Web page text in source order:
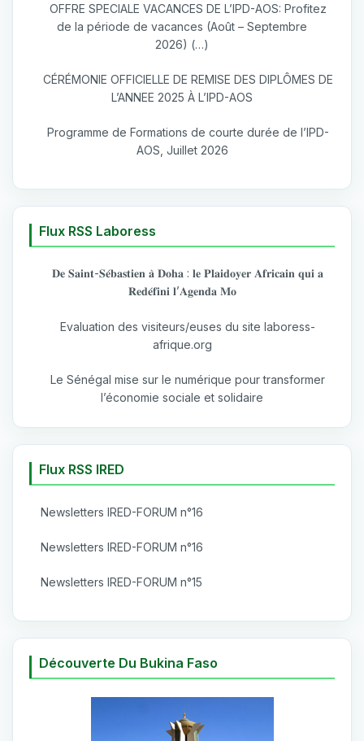
OFFRE SPECIALE VACANCES DE L’IPD-AOS: Profitez
de la période de vacances (Août – Septembre
2026) (…)
CÉRÉMONIE OFFICIELLE DE REMISE DES DIPLÔMES DE
L’ANNEE 2025 À L’IPD-AOS
Programme de Formations de courte durée de l’IPD-
AOS, Juillet 2026
Flux RSS Laboress
𝐃𝐞 𝐒𝐚𝐢𝐧𝐭-𝐒𝐞́𝐛𝐚𝐬𝐭𝐢𝐞𝐧 𝐚̀ 𝐃𝐨𝐡𝐚 : 𝐥𝐞 𝐏𝐥𝐚𝐢𝐝𝐨𝐲𝐞𝐫 𝐀𝐟𝐫𝐢𝐜𝐚𝐢𝐧 𝐪𝐮𝐢 𝐚
𝐑𝐞𝐝𝐞́𝐟𝐢𝐧𝐢 𝐥’𝐀𝐠𝐞𝐧𝐝𝐚 𝐌𝐨
Evaluation des visiteurs/euses du site laboress-
afrique.org
Le Sénégal mise sur le numérique pour transformer
l’économie sociale et solidaire
Flux RSS IRED
Newsletters IRED-FORUM n°16
Newsletters IRED-FORUM n°16
Newsletters IRED-FORUM n°15
Découverte Du Bukina Faso